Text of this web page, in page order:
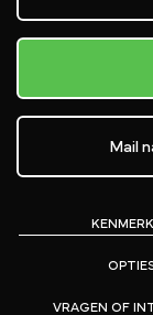
VRAGEN OF
Mail